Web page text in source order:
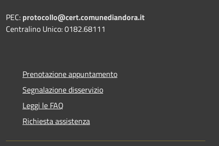
PEC: protocollo@cert.comunediandora.it
Centralino Unico: 0182.68111
Prenotazione appuntamento
Segnalazione disservizio
Leggi le FAQ
Richiesta assistenza